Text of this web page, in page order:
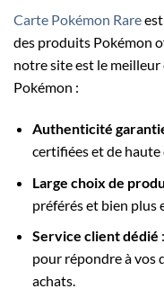
Carte Pokémon Rare
des produits Pokémon
notre site est le
Pokémon :
Authenticité
certifiées et de
Large choix de
préférés et bien plus
Service client dédié
pour répondre à vos
achats.